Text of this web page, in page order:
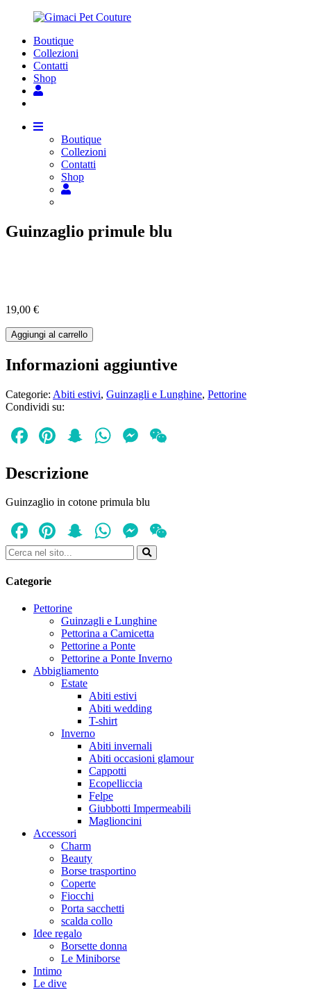
Boutique
Collezioni
Contatti
Shop
Boutique
Collezioni
Contatti
Shop
Guinzaglio primule blu
19,00 €
Guinzaglio
primule
blu
quantità
Aggiungi al carrello
Informazioni aggiuntive
Categorie: Abiti estivi, Guinzagli e Lunghine, Pettorine
Condividi su:
Facebook
Pinterest
Snapchat
WhatsApp
Messenger
Descrizione
Guinzaglio in cotone primula blu
Facebook
Pinterest
Snapchat
WhatsApp
Messenger
Categorie
Pettorine
Guinzagli e Lunghine
Pettorina a Camicetta
Pettorine a Ponte
Pettorine a Ponte Inverno
Abbigliamento
Estate
Abiti estivi
Abiti wedding
T-shirt
Inverno
Abiti invernali
Abiti occasioni glamour
Cappotti
Ecopelliccia
Felpe
Giubbotti Impermeabili
Maglioncini
Accessori
Charm
Beauty
Borse trasportino
Coperte
Fiocchi
Porta sacchetti
scalda collo
Idee regalo
Borsette donna
Le Miniborse
Intimo
Le dive